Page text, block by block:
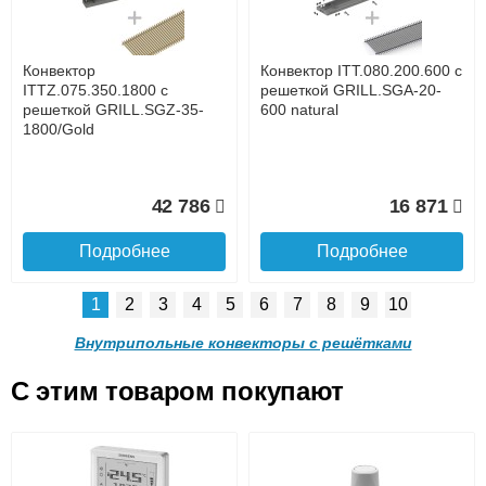
услуга платная
Подробнее о доставке
1300 венге
62 684
Подробнее
1200 венге
57 730
Конвектор
ITTB.090.250.1100 с
решеткой GRILL.SGW-25-
47 495
Конвектор
ITTB.090.250.1000 с
решеткой GRILL.SGW-25-
Конвектор
ITTZ.075.350.1800 с
решеткой GRILL.SGZ-35-
1800/Gold
42 786
Подробнее
Конвектор ITT.080.200.600 с
решеткой GRILL.SGA-20-
600 natural
16 871
Подробнее
решеткой GRILL.SGA-20-
1 2 3 4 5 6 7 8 9 10
Внутрипольные конвекторы с решётками
C этим товаром покупают